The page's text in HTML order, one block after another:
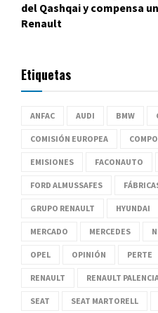
del Qashqai y compensa
Renault
Etiquetas
ANFAC AUDI BMW
COMISIÓN EUROPEA
EMISIONES FACONAUTO
FORD ALMUSSAFES
GRUPO RENAULT HYUNDAI
MERCADO MERCEDES
OPEL OPINIÓN PERTE
RENAULT RENAULT
SEAT SEAT MARTORELL